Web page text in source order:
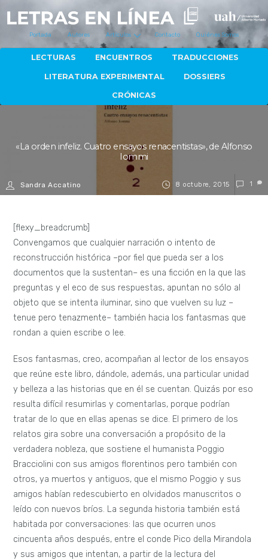
Portada Autores Artículos Contacto Quiénes Somos
LECTURAS ENCUENTROS TRADUCCIONES
LITERATURA EXPERIMENTAL DOSSIERS
CRÓNICAS
8 octubre, 2015
«La orden infeliz. Cuatro ensayos renacentistas», de Alfonso
Iommi
Sandra Accatino 1
[flexy_breadcrumb]
Convengamos que cualquier narración o intento de
reconstrucción histórica –por fiel que pueda ser a los
documentos que la sustentan– es una ficción en la que las
preguntas y el eco de sus respuestas, apuntan no sólo al
objeto que se intenta iluminar, sino que vuelven su luz –
tenue pero tenazmente– también hacia los fantasmas que
rondan a quien escribe o lee.
Esos fantasmas, creo, acompañan al lector de los ensayos
que reúne este libro, dándole, además, una particular unidad
y belleza a las historias que en él se cuentan. Quizás por eso
resulta difícil resumirlas y comentarlas, porque podrían
tratar de lo que en ellas apenas se dice. El primero de los
relatos gira sobre una conversación a propósito de la
verdadera nobleza, que sostiene el humanista Poggio
Bracciolini con sus amigos florentinos pero también con
otros, ya muertos y antiguos, que el mismo Poggio y sus
amigos habían redescubierto en olvidados manuscritos o
leído con nuevos bríos. La segunda historia también está
habitada por conversaciones: las que ocurren unos
cincuenta años después, entre el conde Pico della Mirandola
y sus amigos que intentan, a partir de la lectura del